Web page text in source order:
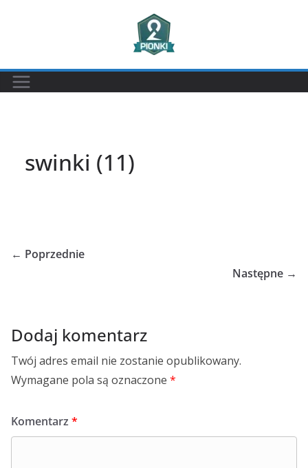
swinki (11)
← Poprzednie
Następne →
Dodaj komentarz
Twój adres email nie zostanie opublikowany.
Wymagane pola są oznaczone *
Komentarz *